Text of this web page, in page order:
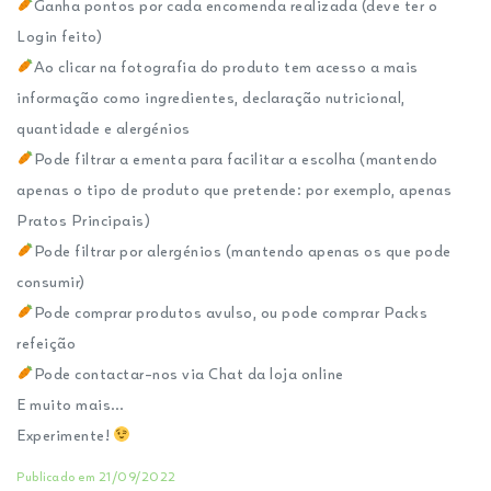
Ganha pontos por cada encomenda realizada (deve ter o
Login feito)
Ao clicar na fotografia do produto tem acesso a mais
informação como ingredientes, declaração nutricional,
quantidade e alergénios
Pode filtrar a ementa para facilitar a escolha (mantendo
apenas o tipo de produto que pretende: por exemplo, apenas
Pratos Principais)
Pode filtrar por alergénios (mantendo apenas os que pode
consumir)
Pode comprar produtos avulso, ou pode comprar Packs
refeição
Pode contactar-nos via Chat da loja online
E muito mais…
Experimente!
Publicado em 21/09/2022